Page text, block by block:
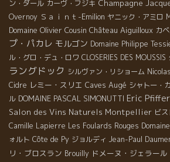
ン・ダール カーヴ・フジキ Champagne
Overnoy Ｓａｉｎｔ-Emilion ヤニック・アミロ
Domaine Olivier Cousin Château Aiguilloux カ
プ・パカレ モルゴン Domaine Philippe
ル・グロ・デュ・ロワ CLOSERIES DES MOUSSIS
ラングドック シルヴァン・リショーム
Cidre レミー・スリエ Caves Augé シャトー・
ル DOMAINE PASCAL SIMONUTTI Eric
Salon des Vins Naturels Montpellier ビ
Camille Lapierre Les Foulards Rouges
ォルト Côte de Py ジョルディ Jean-Paul
リ・ブロスラン Brouilly ドメーヌ・ジェラー